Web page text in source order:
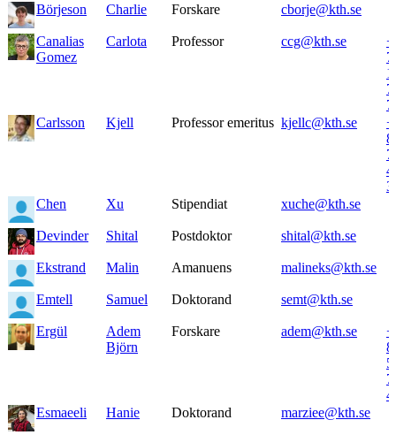
Börjeson
Charlie Forskare cborje@kth.se
Canalias
Gomez
Carlota Professor ccg@kth.se
Carlsson
Kjell Professor emeritus kjellc@kth.se
8
Chen
Xu Stipendiat xuche@kth.se
Devinder Shital Postdoktor shital@kth.se
Ekstrand Malin Amanuens malineks@kth.se
Emtell Samuel Doktorand semt@kth.se
Ergül
Adem
Björn
Forskare adem@kth.se
8
Esmaeeli
Hanie Doktorand marziee@kth.se